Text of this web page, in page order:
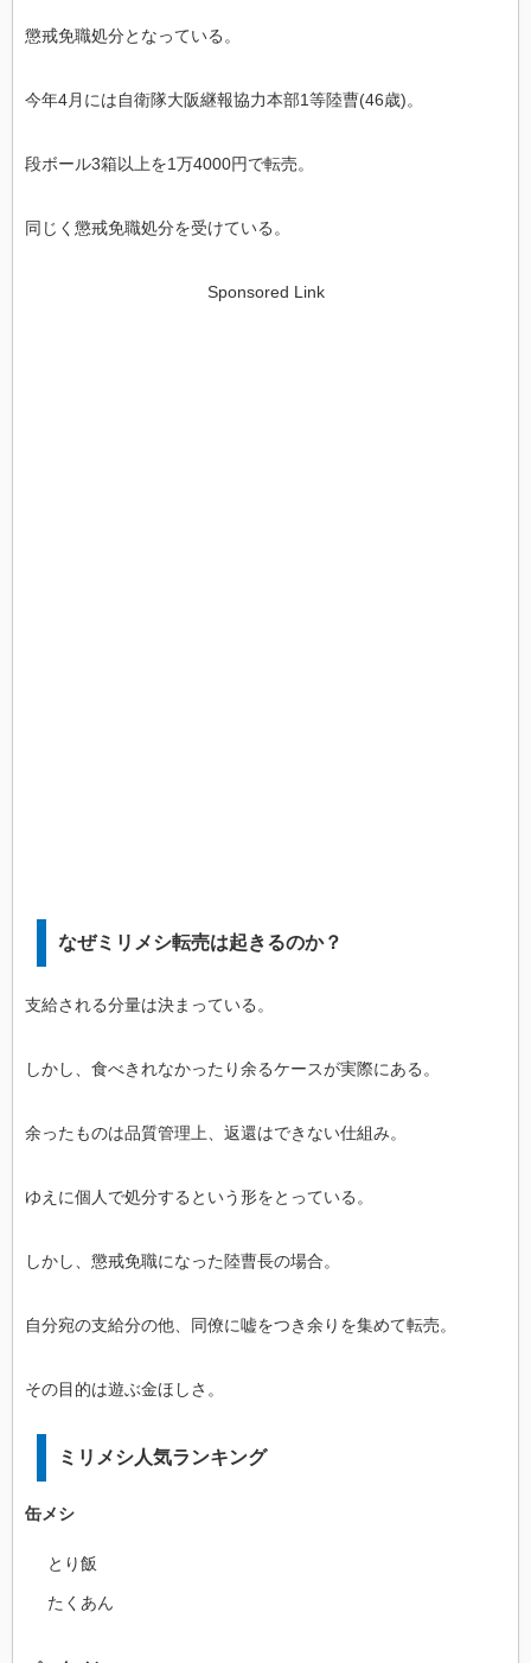
懲戒免職処分となっている。
今年4月には自衛隊大阪継報協力本部1等陸曹(46歳)。
段ボール3箱以上を1万4000円で転売。
同じく懲戒免職処分を受けている。
Sponsored Link
なぜミリメシ転売は起きるのか？
支給される分量は決まっている。
しかし、食べきれなかったり余るケースが実際にある。
余ったものは品質管理上、返還はできない仕組み。
ゆえに個人で処分するという形をとっている。
しかし、懲戒免職になった陸曹長の場合。
自分宛の支給分の他、同僚に嘘をつき余りを集めて転売。
その目的は遊ぶ金ほしさ。
ミリメシ人気ランキング
缶メシ
とり飯
たくあん